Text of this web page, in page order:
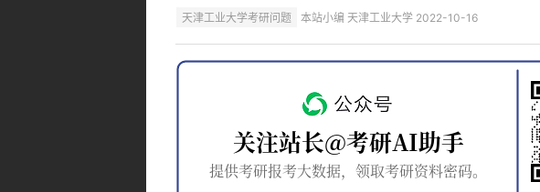
天津工业大学考研问题 本站小编 天津工业大学 2022-10-16